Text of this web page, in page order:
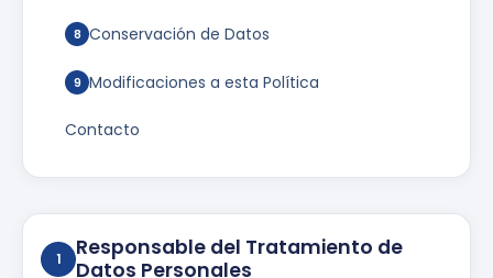
8 Conservación de Datos
9 Modificaciones a esta Política
Contacto
1
Responsable del Tratamiento de
Datos Personales